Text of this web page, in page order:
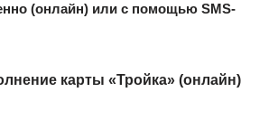
(онлайн) или с помощью SMS-
карты «Тройка» (онлайн)